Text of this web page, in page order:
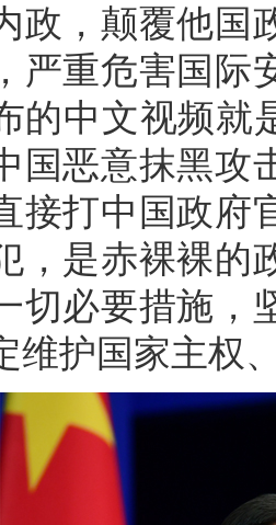
政，颠覆他国
严重危害国际
的中文视频就
国恶意抹黑攻
接打中国政府
，是赤裸裸的
切必要措施，
维护国家主权